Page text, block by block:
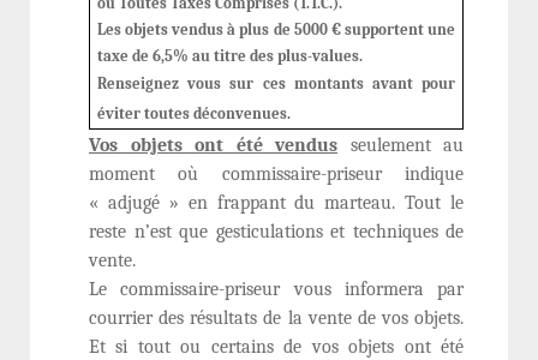
Les objets vendus à plus de 5000 € supportent une
taxe de 6,5% au titre des plus-values.
Renseignez vous sur ces montants avant pour
éviter toutes déconvenues.
Vos objets ont été vendus seulement au
moment où commissaire-priseur indique
« adjugé » en frappant du marteau. Tout le
reste n’est que gesticulations et techniques de
vente.
Le commissaire-priseur vous informera par
courrier des résultats de la vente de vos objets.
Et si tout ou certains de vos objets ont été